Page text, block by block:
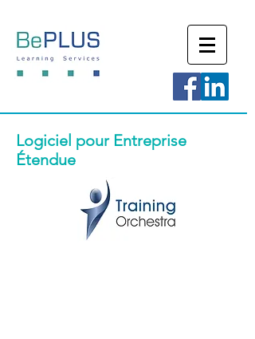
Logiciel pour Entreprise
Étendue